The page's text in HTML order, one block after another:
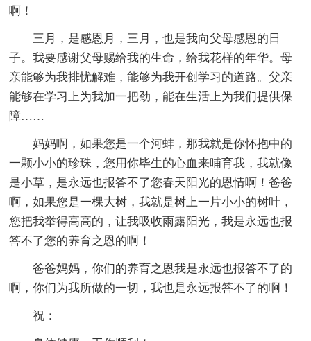
啊！
三月，是感恩月，三月，也是我向父母感恩的日
子。我要感谢父母赐给我的生命，给我花样的年华。母
亲能够为我排忧解难，能够为我开创学习的道路。父亲
能够在学习上为我加一把劲，能在生活上为我们提供保
障……
妈妈啊，如果您是一个河蚌，那我就是你怀抱中的
一颗小小的珍珠，您用你毕生的心血来哺育我，我就像
是小草，是永远也报答不了您春天阳光的恩情啊！爸爸
啊，如果您是一棵大树，我就是树上一片小小的树叶，
您把我举得高高的，让我吸收雨露阳光，我是永远也报
答不了您的养育之恩的啊！
爸爸妈妈，你们的养育之恩我是永远也报答不了的
啊，你们为我所做的一切，我也是永远报答不了的啊！
祝：